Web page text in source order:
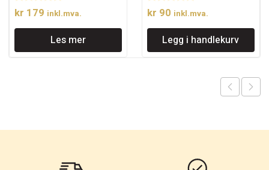
kr 179 inkl.mva.
Les mer
kr 90 inkl.mva.
Legg i handlekurv